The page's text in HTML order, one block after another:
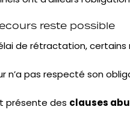
reste possible
de rétractation, certains
n’a pas respecté son
présente des clauses